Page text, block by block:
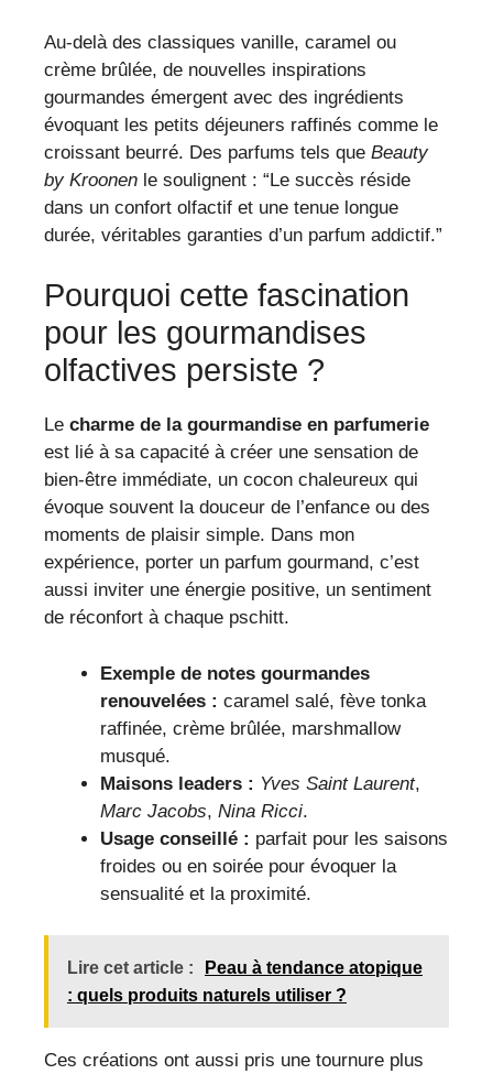
Au-delà des classiques vanille, caramel ou
crème brûlée, de nouvelles inspirations
gourmandes émergent avec des ingrédients
évoquant les petits déjeuners raffinés comme le
croissant beurré. Des parfums tels que Beauty
by Kroonen le soulignent : “Le succès réside
dans un confort olfactif et une tenue longue
durée, véritables garanties d’un parfum addictif.”
Pourquoi cette fascination
pour les gourmandises
olfactives persiste ?
Le charme de la gourmandise en parfumerie
est lié à sa capacité à créer une sensation de
bien-être immédiate, un cocon chaleureux qui
évoque souvent la douceur de l’enfance ou des
moments de plaisir simple. Dans mon
expérience, porter un parfum gourmand, c’est
aussi inviter une énergie positive, un sentiment
de réconfort à chaque pschitt.
Exemple de notes gourmandes
renouvelées : caramel salé, fève tonka
raffinée, crème brûlée, marshmallow
musqué.
Maisons leaders : Yves Saint Laurent,
Marc Jacobs, Nina Ricci.
Usage conseillé : parfait pour les saisons
froides ou en soirée pour évoquer la
sensualité et la proximité.
Lire cet article :
Peau à tendance atopique
: quels produits naturels utiliser ?
Ces créations ont aussi pris une tournure plus